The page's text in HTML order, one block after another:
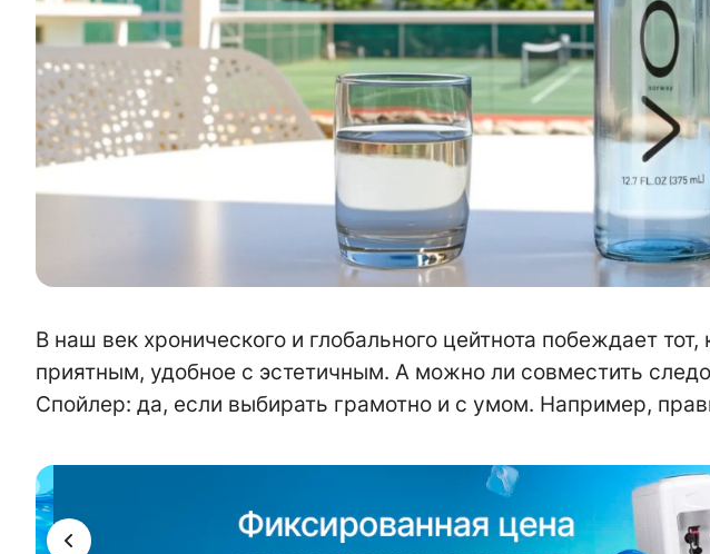
В наш век хронического и глобального цейтнота побеждает
приятным, удобное с эстетичным. А можно ли совместить
Спойлер: да, если выбирать грамотно и с умом. Например,